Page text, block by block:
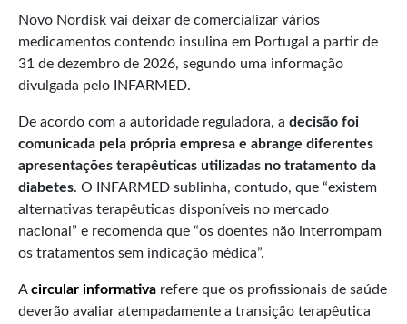
Novo Nordisk vai deixar de comercializar vários
medicamentos contendo insulina em Portugal a partir de
31 de dezembro de 2026, segundo uma informação
divulgada pelo INFARMED.
De acordo com a autoridade reguladora, a decisão foi
comunicada pela própria empresa e abrange diferentes
apresentações terapêuticas utilizadas no tratamento da
diabetes. O INFARMED sublinha, contudo, que “existem
alternativas terapêuticas disponíveis no mercado
nacional” e recomenda que “os doentes não interrompam
os tratamentos sem indicação médica”.
Acircular informativa refere que os profissionais de saúde
deverão avaliar atempadamente a transição terapêutica